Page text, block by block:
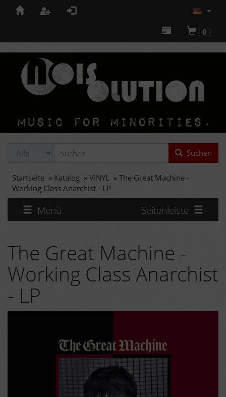
( 0 )
Suchen
Startseite » Katalog » VINYL » The Great Machine -
Working Class Anarchist - LP
Menü Seitenleiste
The Great Machine -
Working Class Anarchist
- LP